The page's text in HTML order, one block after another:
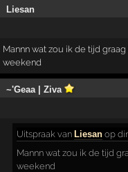
Liesan
Mannn wat zou ik de tijd
weekend
~'Geaa | Ziva
Uitspraak van Liesan op
Mannn wat zou ik de tijd
weekend